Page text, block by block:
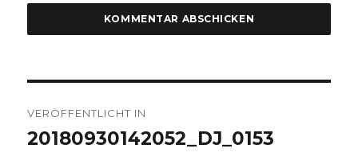
VERÖFFENTLICHT IN
20180930142052_DJ_0153